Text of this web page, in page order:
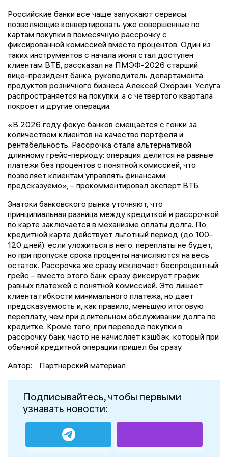
Российские банки все чаще запускают сервисы,
позволяющие конвертировать уже совершенные по
картам покупки в помесячную рассрочку с
фиксированной комиссией вместо процентов. Один из
таких инструментов с начала июня стал доступен
клиентам ВТБ, рассказал на ПМЭФ-2026 старший
вице-президент банка, руководитель департамента
продуктов розничного бизнеса Алексей Охорзин. Услуга
распространяется на покупки, а с четвертого квартала
покроет и другие операции.
«В 2026 году фокус банков смещается с гонки за
количеством клиентов на качество портфеля и
рентабельность. Рассрочка стала альтернативой
длинному грейс-периоду: операция делится на равные
платежи без процентов с понятной комиссией, что
позволяет клиентам управлять финансами
предсказуемо», – прокомментировал эксперт ВТБ.
Знатоки банковского рынка уточняют, что
принципиальная разница между кредиткой и рассрочкой
по карте заключается в механизме оплаты долга. По
кредитной карте действует льготный период (до 100–
120 дней): если уложиться в него, переплаты не будет,
но при пропуске срока проценты начисляются на весь
остаток. Рассрочка же сразу исключает беспроцентный
грейс – вместо этого банк сразу фиксирует график
равных платежей с понятной комиссией. Это лишает
клиента гибкости минимального платежа, но дает
предсказуемость и, как правило, меньшую итоговую
переплату, чем при длительном обслуживании долга по
кредитке. Кроме того, при переводе покупки в
рассрочку банк часто не начисляет кэшбэк, который при
обычной кредитной операции пришел бы сразу.
Автор:
Партнерский материал
Подписывайтесь, чтобы первыми
узнавать новости: